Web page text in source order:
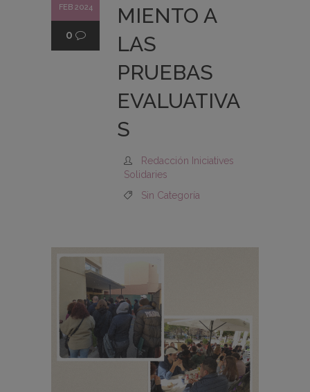
FEB 2024
0
MIENTO A
LAS
PRUEBAS
EVALUATIVA
S
Redacción Iniciatives
Solidaries
Sin Categoría